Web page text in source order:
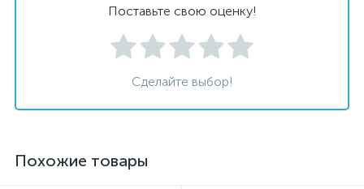
Поставьте свою оценку!
Сделайте выбор!
Похожие товары